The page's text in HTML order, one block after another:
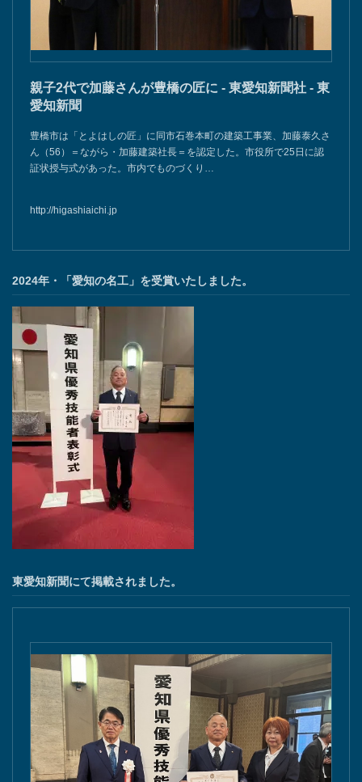
親子2代で加藤さんが豊橋の匠に - 東愛知新聞社 - 東
愛知新聞
豊橋市は「とよはしの匠」に同市石巻本町の建築工事業、加藤泰久さ
ん（56）＝ながら・加藤建築社長＝を認定した。市役所で25日に認
証状授与式があった。市内でものづくり…
http://higashiaichi.jp
2024年・「愛知の名工」を受賞いたしました。
東愛知新聞にて掲載されました。